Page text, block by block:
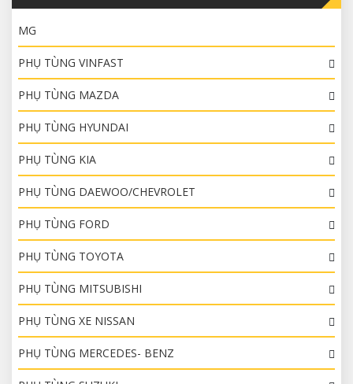
MG
PHỤ TÙNG VINFAST
PHỤ TÙNG MAZDA
PHỤ TÙNG HYUNDAI
PHỤ TÙNG KIA
PHỤ TÙNG DAEWOO/CHEVROLET
PHỤ TÙNG FORD
PHỤ TÙNG TOYOTA
PHỤ TÙNG MITSUBISHI
PHỤ TÙNG XE NISSAN
PHỤ TÙNG MERCEDES- BENZ